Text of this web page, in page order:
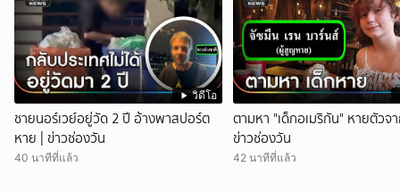
วิดีโอ
ชายนอร์เวย์อยู่วัด 2 ปี อ้างพาสปอร์ต
หาย | ข่าวช่องวัน
40 นาทีที่แล้ว
ตามหา "เด็กอเมริกัน" หายตัวจ
ข่าวช่องวัน
42 นาทีที่แล้ว